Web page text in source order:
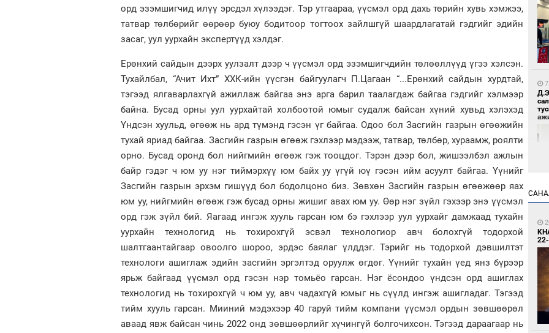
орд эзэмшигчид илүү эрсдэл хүлээдэг. Тэр утгаараа, үүсмэл орд дахь төрийн хувь хэмжээ,
татвар төлбөрийг өөрөөр буюу бодитоор тогтоох зайлшгүй шаардлагатай гэдгийг эдийн
засаг, уул уурхайн экспертүүд хэлдэг.
Ерөнхий сайдын дээрх уулзалт дээр ч үүсмэл орд эзэмшигчдийн төлөөллүүд үгээ хэлсэн.
Тухайлбал, “Ачит Ихт” ХХК-ийн үүсгэн байгуулагч П.Цагаан “...Ерөнхий сайдын хурдтай,
тэгээд ялгаварлахгүй ажиллаж байгаа энэ арга барил таалагдаж байгаа гэдгийг хэлмээр
байна. Бусад орны уул уурхайтай холбоотой юмыг судалж байсан хүний хувьд хэлэхэд
Үндсэн хуульд, өгөөж нь ард түмэнд гэсэн үг байгаа. Одоо бол Засгийн газрын өгөөжийн
тухай яриад байгаа. Засгийн газрын өгөөж гэхлээр мэдээж, татвар, төлбөр, хураамж, роялти
орно. Бусад оронд бол нийгмийн өгөөж гэж тооцдог. Тэрэн дээр бол, жишээлбэл ажлын
байр гэдэг ч юм уу нэг тиймэрхүү юм байх уу үгүй юү гэсэн ийм асуулт байгаа. Үүнийг
Засгийн газрын эрхэм гишүүд бол бодолцоно биз. Зөвхөн Засгийн газрын өгөөжөөр яах
юм уу, нийгмийн өгөөж гэж бусад орны жишиг авах юм уу. Өөр нэг зүйл гэхээр энэ үүсмэл
орд гэж зүйл бий. Яагаад ингэж хууль гарсан юм бэ гэхлээр уул уурхайг дамжаад тухайн
уурхайн технологид нь тохирохгүй эсвэл технологиор авч болохгүй тодорхой
шалтгаантайгаар овоолго шороо, эрдэс баялаг үлддэг. Тэрийг нь тодорхой дэвшилтэт
технологи ашиглаж эдийн засгийн эргэлтэд оруулж өгдөг. Үүнийг тухайн үед янз бүрээр
ярьж байгаад үүсмэл орд гэсэн нэр томьёо гарсан. Нэг ёсондоо үндсэн орд ашиглах
технологид нь тохирохгүй ч юм уу, авч чадахгүй юмыг нь сүүлд ингэж ашигладаг. Тэгээд
тийм хууль гарсан. Мииний мэдэхээр 40 гаруй тийм компани үүсмэл ордын зөвшөөрөл
аваад явж байсан чинь 2022 онд зөвшөөрлийг хүчингүй болгочихсон. Тэгээд дараагаар нь
Үс